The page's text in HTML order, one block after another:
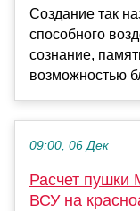
Создание так
способного
сознание,
возможностью
09:00, 06 Дек
Расчет пушки
ВСУ на